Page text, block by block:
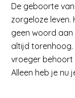
De geboorte
zorgeloze leven.
geen woord aan
altijd torenhoog.
vroeger behoort
Alleen heb je nu